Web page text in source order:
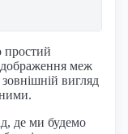
простий
меж
вигляд
де ми будемо